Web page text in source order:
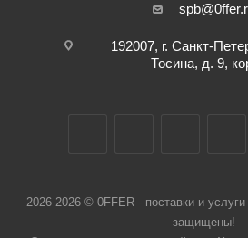
192007, г. Санкт-
Тосина, д. 9,
2026-2026 © 0FFER - поставки и
защищены!